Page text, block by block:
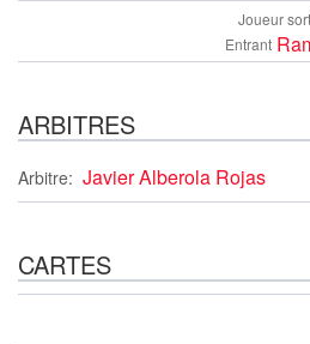
Joueur
Entrant
ARBITRES
Arbitre: Javier Alberola Rojas
CARTES